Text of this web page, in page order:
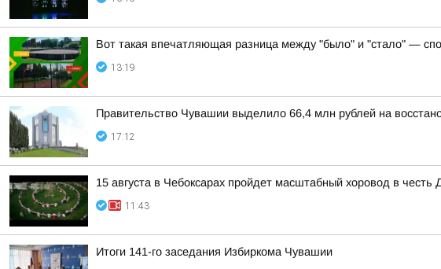
Вот такая впечатляющая разница между "было" и "стало" —
13:19
Правительство Чувашии выделило 66,4 млн рублей на
17:12
15 августа в Чебоксарах пройдет масштабный хоровод в честь
11:43
Итоги 141-го заседания Избиркома Чувашии